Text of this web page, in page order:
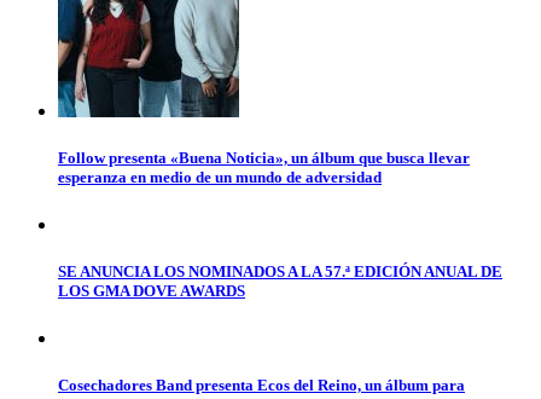
Follow presenta «Buena Noticia», un álbum que busca llevar
esperanza en medio de un mundo de adversidad
SE ANUNCIA LOS NOMINADOS A LA 57.ª EDICIÓN ANUAL DE
LOS GMA DOVE AWARDS
Cosechadores Band presenta Ecos del Reino, un álbum para